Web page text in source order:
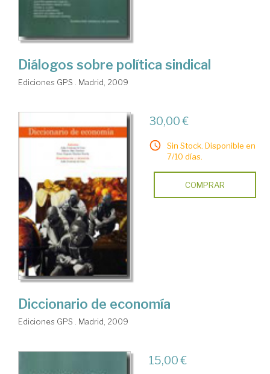
Diálogos sobre política sindical
Ediciones GPS . Madrid, 2009
30,00 €
Sin Stock. Disponible en
7/10 días.
COMPRAR
Diccionario de economía
Ediciones GPS . Madrid, 2009
15,00 €